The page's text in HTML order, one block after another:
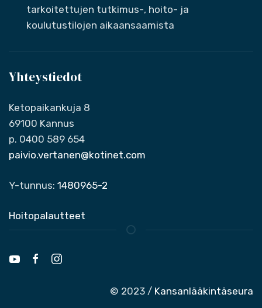
tarkoitettujen tutkimus-, hoito- ja
koulutustilojen aikaansaamista
Yhteystiedot
Ketopaikankuja 8
69100 Kannus
p. 0400 589 654
paivio.vertanen@kotinet.com
Y-tunnus: 1480965-2
Hoitopalautteet
© 2023 / Kansanlääkintäseura